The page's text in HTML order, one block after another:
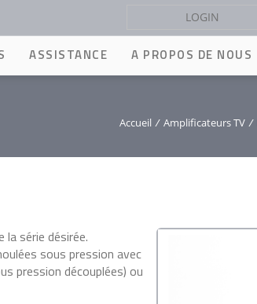
LOGIN
ASSISTANCE A PROPOS DE NOUS
Accueil / Amplificateurs TV /
série désirée.
sous pression avec
pression découplées) ou